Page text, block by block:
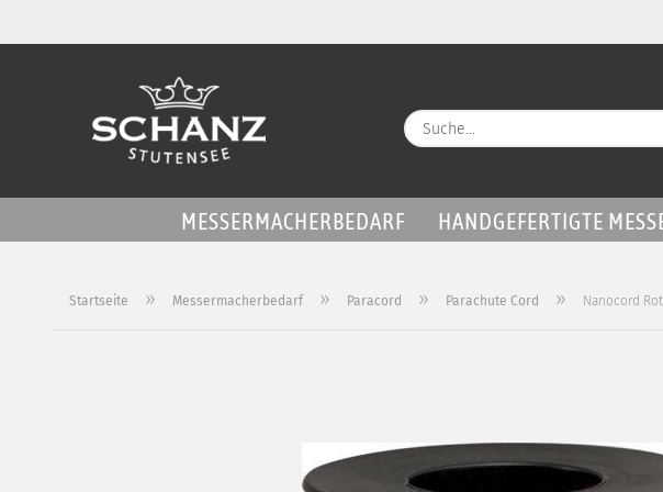
MESSERMACHERBEDARF HANDGEFERTIGTE
Startseite » Messermacherbedarf » Paracord » Parachute Cord » Nanocord Rot